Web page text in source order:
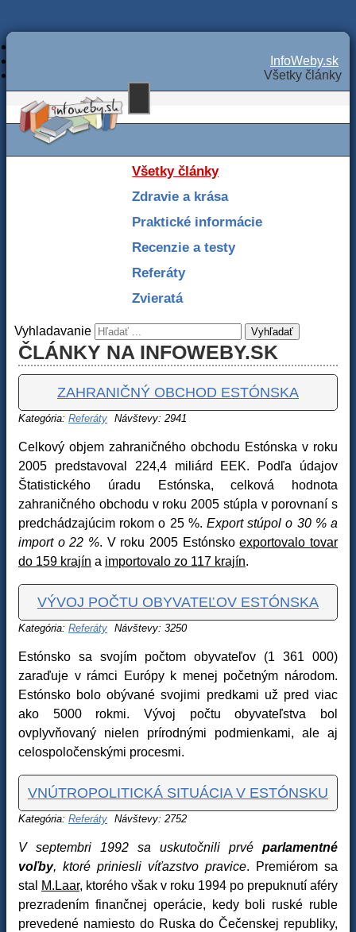
InfoWeby.sk
Všetky články
Všetky články
Zdravie a krása
Praktické informácie
Recenzie a testy
Referáty
Zvieratá
Vyhladavanie Vyhľadať
ČLÁNKY NA INFOWEBY.SK
ZAHRANIČNÝ OBCHOD ESTÓNSKA
Kategória: Referáty Návštevy: 2941
Celkový objem zahraničného obchodu Estónska v roku
2005 predstavoval 224,4 miliárd EEK. Podľa údajov
Štatistického úradu Estónska, celková hodnota
zahraničného obchodu v roku 2005 stúpla v porovnaní s
predchádzajúcim rokom o 25 %. Export stúpol o 30 % a
import o 22 %. V roku 2005 Estónskoexportovalo tovar
do 159 krajín a importovalo zo 117 krajín.
VÝVOJ POČTU OBYVATEĽOV ESTÓNSKA
Kategória: Referáty Návštevy: 3250
Estónsko sa svojím počtom obyvateľov (1 361 000)
zaraďuje v rámci Európy k menej početným národom.
Estónsko bolo obývané svojimi predkami už pred viac
ako 5000 rokmi. Vývoj počtu obyvateľstva bol
ovplyvňovaný nielen prírodnými podmienkami, ale aj
celospoločenskými procesmi.
VNÚTROPOLITICKÁ SITUÁCIA V ESTÓNSKU
Kategória: Referáty Návštevy: 2752
V septembri 1992 sa uskutočnili prvé parlamentné
voľby, ktoré priniesli víťazstvo pravice. Premiérom sa
stal
M.Laar, ktorého však v roku 1994 po prepuknutí aféry
prezradením finančnej operácie, kedy boli ruské ruble
prevedené namiesto do Ruska do Čečenskej republiky,